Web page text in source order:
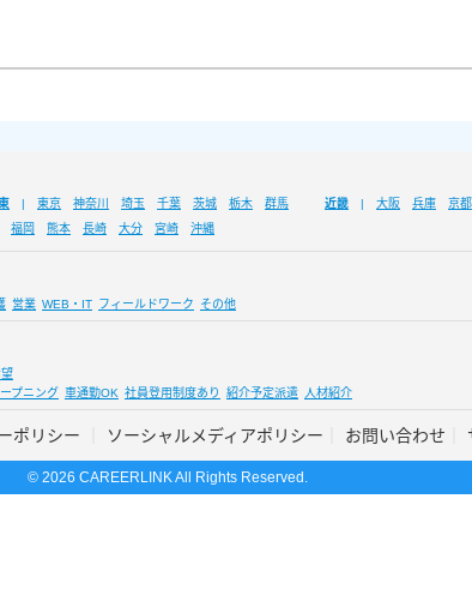
東京 神奈川 埼玉 千葉 茨城 栃木 群馬 近畿 大阪 兵庫 京都
福岡 熊本 長崎 大分 宮崎 沖縄
営業 WEB・IT フィールドワーク その他
プニング 車通勤OK 社員登用制度あり 紹介予定派遣 人材紹介
ポリシー ソーシャルメディアポリシー お問い合わせ
© 2026 CAREERLINK All Rights Reserved.